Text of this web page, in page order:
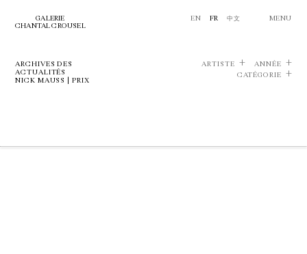
GALERIE
CHANTAL CROUSEL
EN FR 中文 MENU
ARCHIVES DES
ACTUALITÉS
NICK MAUSS | PRIX
ARTISTE
ANNÉE
CATÉGORIE